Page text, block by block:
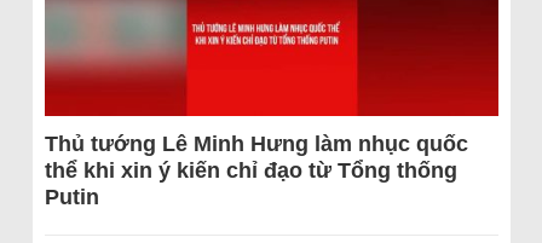
Thủ tướng Lê Minh Hưng làm nhục quốc
thể khi xin ý kiến chỉ đạo từ Tổng thống
Putin